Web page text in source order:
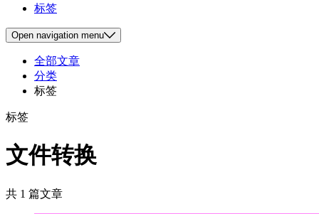
标签
Open navigation menu
全部文章
分类
标签
标签
文件转换
共 1 篇文章